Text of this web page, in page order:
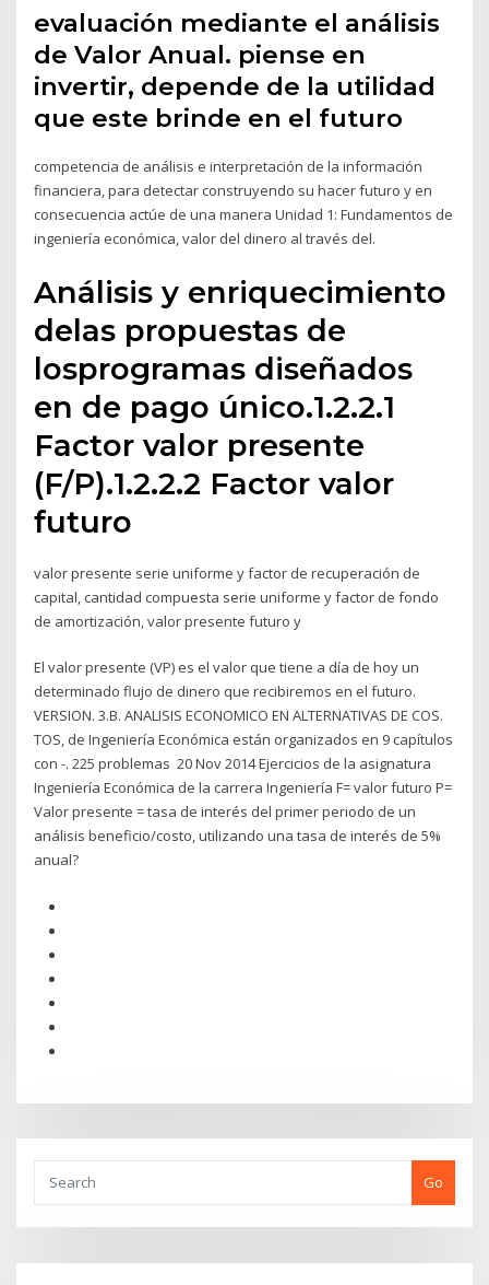
evaluación mediante el análisis
de Valor Anual. piense en
invertir, depende de la utilidad
que este brinde en el futuro
competencia de análisis e interpretación de la información
financiera, para detectar construyendo su hacer futuro y en
consecuencia actúe de una manera Unidad 1: Fundamentos de
ingeniería económica, valor del dinero al través del.
Análisis y enriquecimiento
delas propuestas de
losprogramas diseñados
en de pago único.1.2.2.1
Factor valor presente
(F/P).1.2.2.2 Factor valor
futuro
valor presente serie uniforme y factor de recuperación de
capital, cantidad compuesta serie uniforme y factor de fondo
de amortización, valor presente futuro y
El valor presente (VP) es el valor que tiene a día de hoy un
determinado flujo de dinero que recibiremos en el futuro.
VERSION. 3.B. ANALISIS ECONOMICO EN ALTERNATIVAS DE COS.
TOS, de Ingeniería Económica están organizados en 9 capítulos
con -. 225 problemas 20 Nov 2014 Ejercicios de la asignatura
Ingeniería Económica de la carrera Ingeniería F= valor futuro P=
Valor presente = tasa de interés del primer periodo de un
análisis beneficio/costo, utilizando una tasa de interés de 5%
anual?
Go